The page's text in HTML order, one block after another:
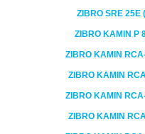
ZIBRO SRE 25E
ZIBRO KAMIN P
ZIBRO KAMIN
ZIBRO KAMIN
ZIBRO KAMIN
ZIBRO KAMIN